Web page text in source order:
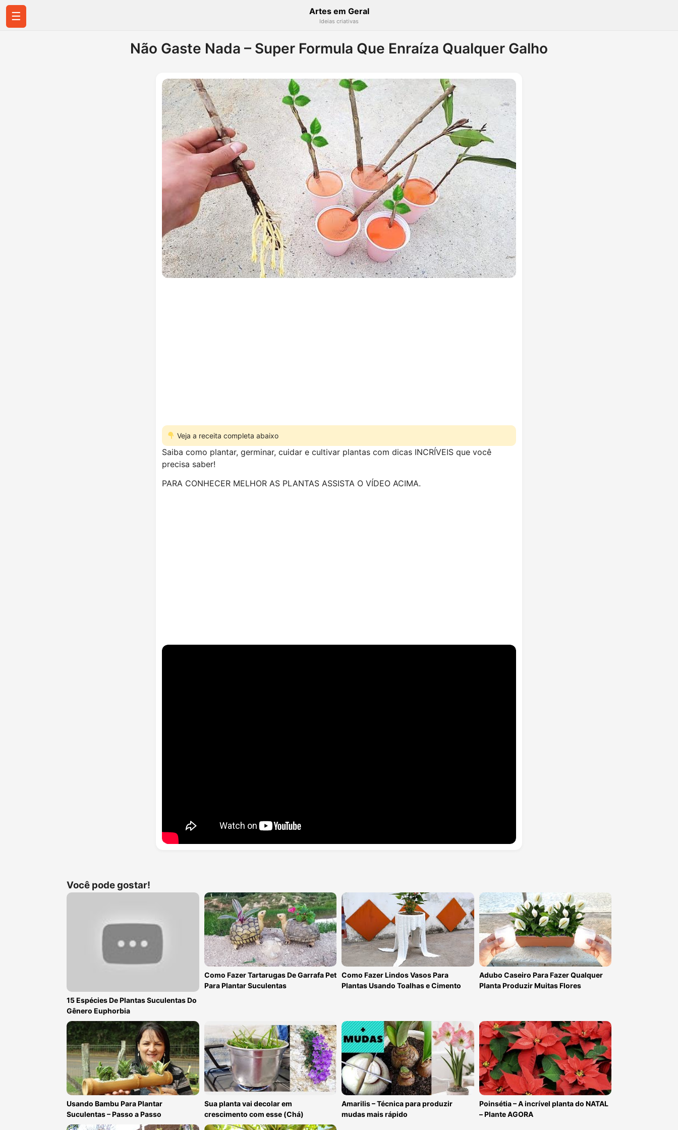
☰ Artes em Geral
Ideias criativas
Não Gaste Nada – Super Formula Que Enraíza Qualquer Galho
Veja a receita completa abaixo
Saiba como plantar, germinar, cuidar e cultivar plantas com dicas INCRÍVEIS que você
precisa saber!
PARA CONHECER MELHOR AS PLANTAS ASSISTA O VÍDEO ACIMA.
Você pode gostar!
15 Espécies De Plantas Suculentas Do
Gênero Euphorbia
Como Fazer Tartarugas De Garrafa Pet
Para Plantar Suculentas
Como Fazer Lindos Vasos Para
Plantas Usando Toalhas e Cimento
Adubo Caseiro Para Fazer Qualquer
Planta Produzir Muitas Flores
Usando Bambu Para Plantar
Suculentas – Passo a Passo
Sua planta vai decolar em
crescimento com esse (Chá)
Amarilis – Técnica para produzir
mudas mais rápido
Poinsétia – A incrível planta do NATAL
– Plante AGORA